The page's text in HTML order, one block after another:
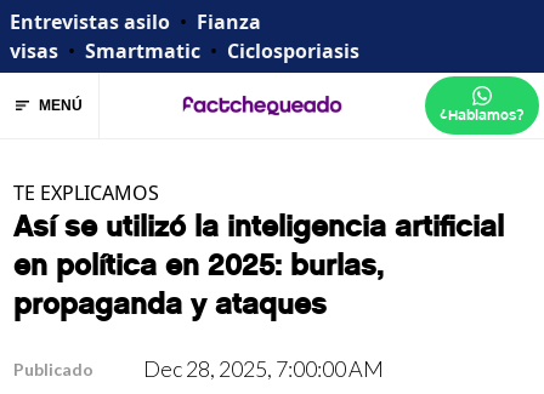
Entrevistas asilo • Fianza
visas • Smartmatic • Ciclosporiasis
MENÚ ¿Hablamos?
TE EXPLICAMOS
Así se utilizó la inteligencia artificial
en política en 2025: burlas,
propaganda y ataques
Publicado Dec 28, 2025, 7:00:00 AM